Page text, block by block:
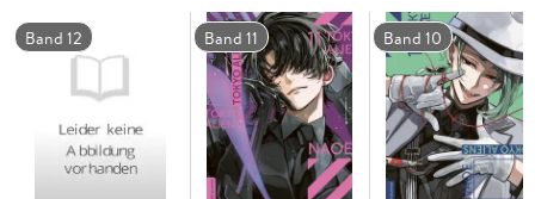
Band 12 Band 11 Band 10